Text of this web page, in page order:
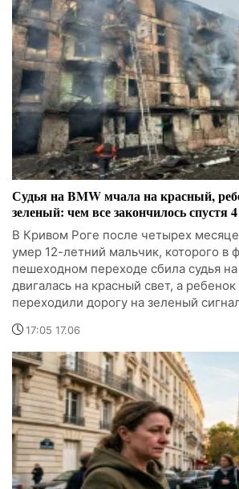
Судья на BMW мчала на красный,
зеленый: чем все закончилось спустя
В Кривом Роге после четырех
умер 12-летний мальчик, которого в
пешеходном переходе сбила судья
двигалась на красный свет, а
переходили дорогу на зеленый
17:05 17.06